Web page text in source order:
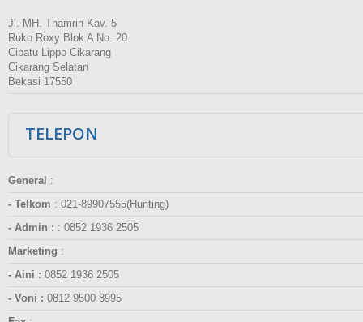
Jl. MH. Thamrin Kav. 5
Ruko Roxy Blok A No. 20
Cibatu Lippo Cikarang
Cikarang Selatan
Bekasi 17550
TELEPON
General :
- Telkom : 021-89907555(Hunting)
- Admin : : 0852 1936 2505
Marketing :
- Aini : 0852 1936 2505
- Voni : 0812 9500 8995